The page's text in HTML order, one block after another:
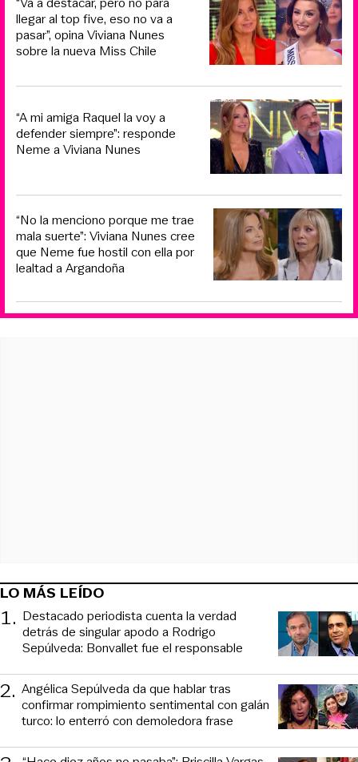
llegar al top five, eso no va a
pasar”, opina Viviana Nunes
sobre la nueva Miss Chile
“A mi amiga Raquel la voy a
defender siempre”: responde
Neme a Viviana Nunes
“No la menciono porque me trae
mala suerte”: Viviana Nunes cree
que Neme fue hostil con ella por
lealtad a Argandoña
LO MÁS LEÍDO
1. Destacado periodista cuenta la verdad
detrás de singular apodo a Rodrigo
Sepúlveda: Bonvallet fue el responsable
2. Angélica Sepúlveda da que hablar tras
confirmar rompimiento sentimental con galán
turco: lo enterró con demoledora frase